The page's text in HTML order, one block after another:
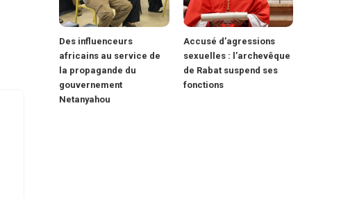
Des influenceurs
africains au service de
la propagande du
gouvernement
Netanyahou
Accusé d’agressions
sexuelles : l’archevêque
de Rabat suspend ses
fonctions